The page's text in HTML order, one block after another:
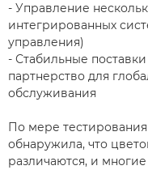
- Управление
интегрированных
управления)
- Стабильные
партнерство для
обслуживания
По мере
обнаружила, что
различаются, и